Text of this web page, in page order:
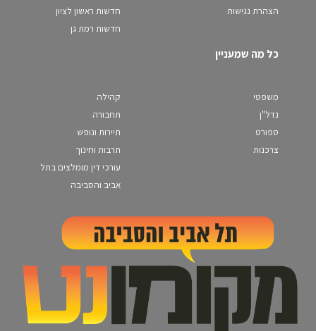
הצהרת נגישות
חדשות ראשון לציון
חדשות רמת גן
כל מה שמעניין
משפטי
נדל"ן
ספורט
צרכנות
קהילה
תחבורה
תיירות ונופש
תרבות וחינוך
עורכי דין מומלצים בתל
אביב והסביבה